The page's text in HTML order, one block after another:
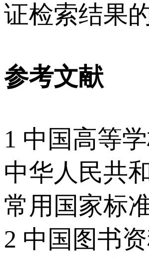
证检索结果
参考文献
1 中国高等
中华人民共
常用国家标
2 中国图书